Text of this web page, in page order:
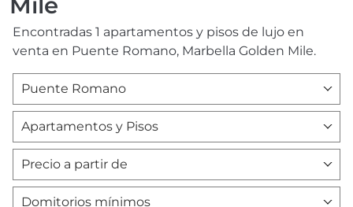
Encontradas 1 apartamentos y pisos de lujo en
venta en Puente Romano, Marbella Golden Mile.
Puente Romano
Apartamentos y Pisos
Precio a partir de
Domitorios mínimos